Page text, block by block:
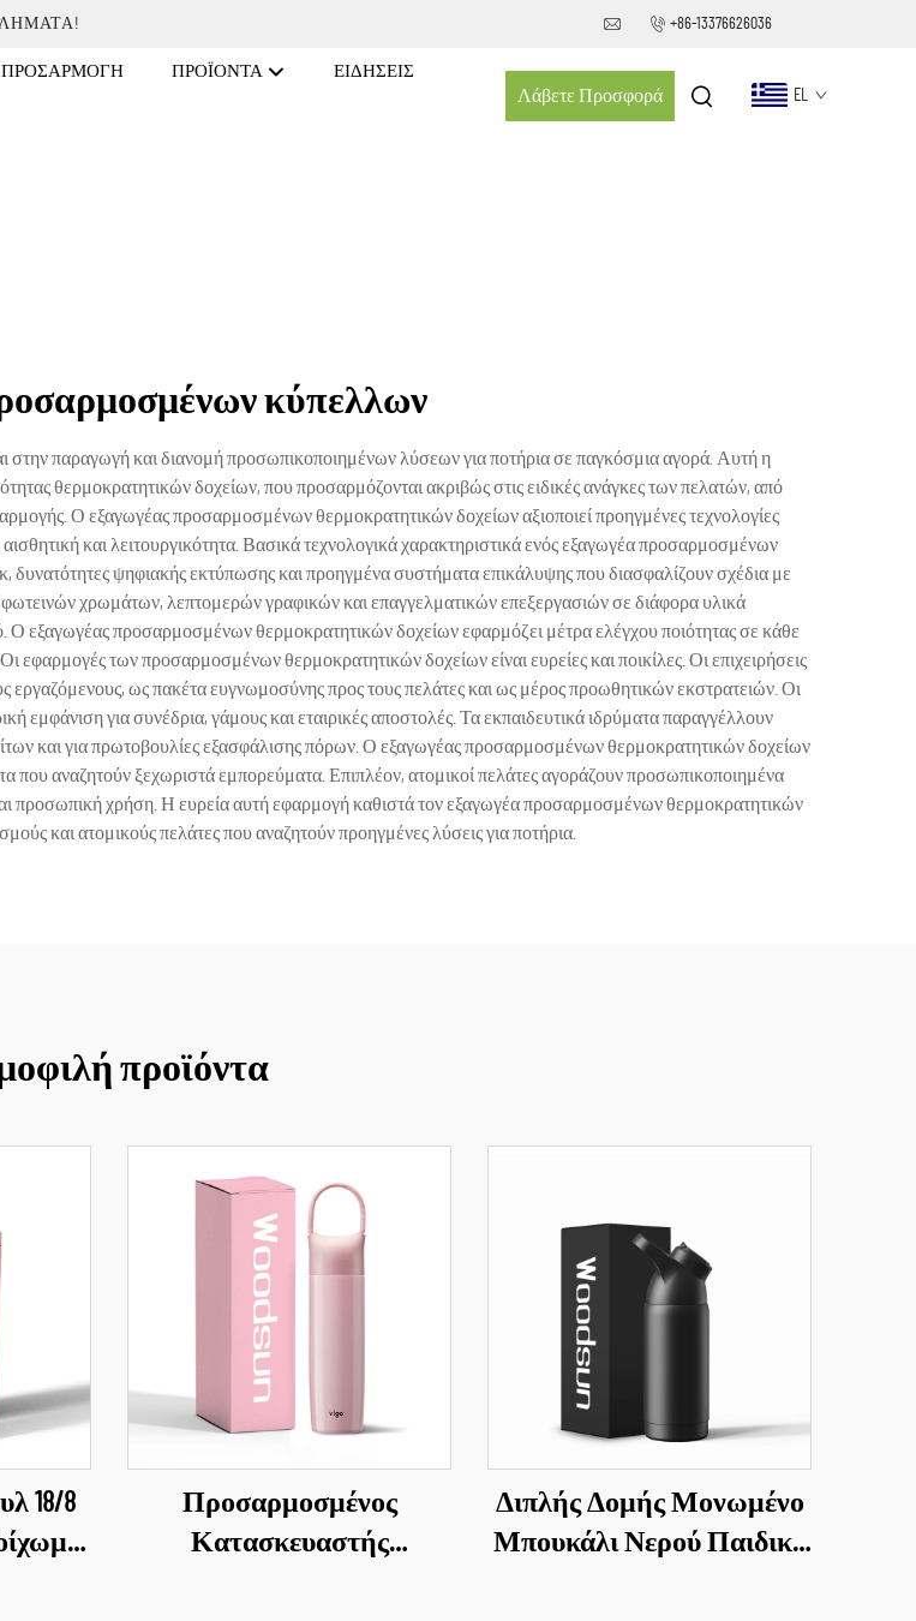
+86-13376626036
ΠΡΟΣΑΡΜΟΓΉ ΠΡΟΪΌΝΤΑ ΕΙΔΉΣΕΙΣ
Λάβετε Προσφορά EL
κύπελλων
παραγωγή και διανομή προσωπικοποιημένων λύσεων για ποτήρια σε παγκόσμια αγορά. Αυτή η
θερμοκρατητικών δοχείων, που προσαρμόζονται ακριβώς στις ειδικές ανάγκες των πελατών, από
Ο εξαγωγέας προσαρμοσμένων θερμοκρατητικών δοχείων αξιοποιεί προηγμένες τεχνολογίες
και λειτουργικότητα. Βασικά τεχνολογικά χαρακτηριστικά ενός εξαγωγέα προσαρμοσμένων
δυνατότητες ψηφιακής εκτύπωσης και προηγμένα συστήματα επικάλυψης που διασφαλίζουν σχέδια με
φωτεινών χρωμάτων, λεπτομερών γραφικών και επαγγελματικών επεξεργασιών σε διάφορα υλικά
εξαγωγέας προσαρμοσμένων θερμοκρατητικών δοχείων εφαρμόζει μέτρα ελέγχου ποιότητας σε κάθε
εφαρμογές των προσαρμοσμένων θερμοκρατητικών δοχείων είναι ευρείες και ποικίλες. Οι επιχειρήσεις
ως πακέτα ευγνωμοσύνης προς τους πελάτες και ως μέρος προωθητικών εκστρατειών. Οι
για συνέδρια, γάμους και εταιρικές αποστολές. Τα εκπαιδευτικά ιδρύματα παραγγέλλουν
και για πρωτοβουλίες εξασφάλισης πόρων. Ο εξαγωγέας προσαρμοσμένων θερμοκρατητικών δοχείων
που αναζητούν ξεχωριστά εμπορεύματα. Επιπλέον, ατομικοί πελάτες αγοράζουν προσωπικοποιημένα
και προσωπική χρήση. Η ευρεία αυτή εφαρμογή καθιστά τον εξαγωγέα προσαρμοσμένων θερμοκρατητικών
και ατομικούς πελάτες που αναζητούν προηγμένες λύσεις για ποτήρια.
προϊόντα
18/8
Προσαρμοσμένος
Κατασκευαστής
Διπλής Δομής Μονωμένο
Μπουκάλι Νερού Παιδικό